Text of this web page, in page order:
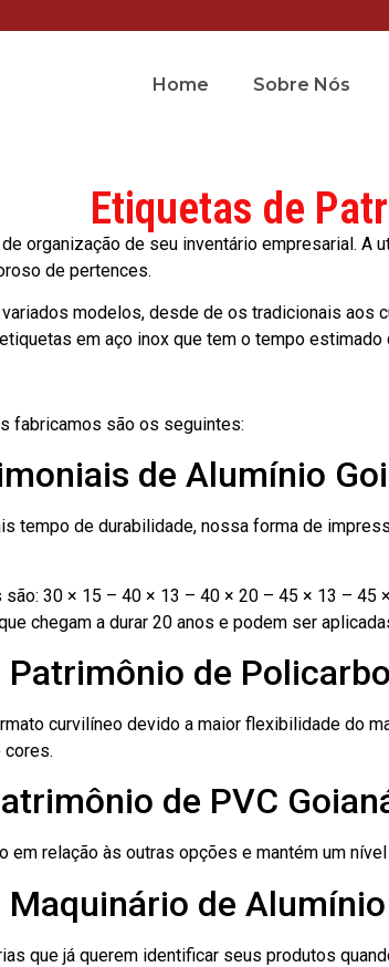
Home Sobre Nós
Etiquetas de
organização de seu inventário empresarial.
de pertences.
modelos, desde de os tradicionais aos
em aço inox que tem o tempo estimado
fabricamos são os seguintes:
de Alumínio
tempo de durabilidade, nossa forma de
30 × 15 – 40 × 13 – 40 × 20 – 45 × 13 – 45
chegam a durar 20 anos e podem ser
Patrimônio de
curvilíneo devido a maior flexibilidade do
cores.
de PVC
em relação às outras opções e mantém um
Maquinário de
que já querem identificar seus produtos